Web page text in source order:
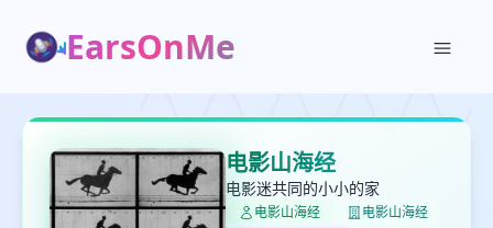
EarsOnMe
电影山海经
电影迷共同的小小的家
电影山海经
电影山海经
✕
打分
键盘下留人
✕
删除确认 ✕
加入播单